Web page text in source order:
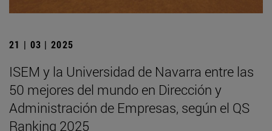
21 | 03 | 2025
ISEM y la Universidad de Navarra entre las
50 mejores del mundo en Dirección y
Administración de Empresas, según el QS
Ranking 2025